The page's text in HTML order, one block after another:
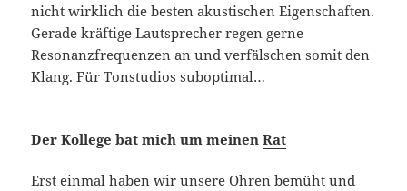
nicht wirklich die besten akustischen Eigenschaften.
Gerade kräftige Lautsprecher regen gerne
Resonanzfrequenzen an und verfälschen somit den
Klang. Für Tonstudios suboptimal…
Der Kollege bat mich um meinenRat
Erst einmal haben wir unsere Ohren bemüht und